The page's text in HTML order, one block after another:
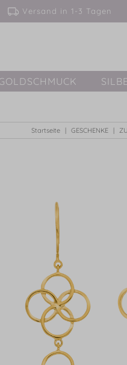
Versand in 1-3
Startseite GESCHENKE